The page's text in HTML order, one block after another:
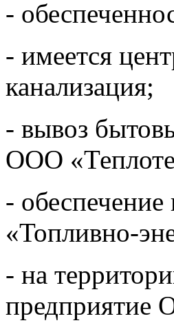
-
- имеется
канализация;
- вывоз
ООО
-
«Топливно-
- на
предприятие